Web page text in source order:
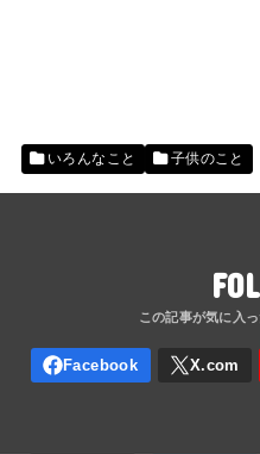
いろんなこと 子供のこと